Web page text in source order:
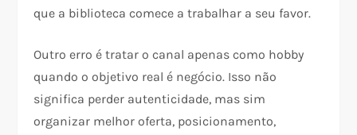
que a biblioteca comece a trabalhar a seu favor.
Outro erro é tratar o canal apenas como hobby
quando o objetivo real é negócio. Isso não
significa perder autenticidade, mas sim
organizar melhor oferta, posicionamento,